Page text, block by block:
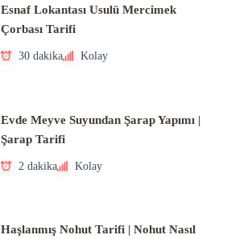
Esnaf Lokantası Usulü Mercimek
Çorbası Tarifi
30 dakika Kolay
Evde Meyve Suyundan Şarap Yapımı |
Şarap Tarifi
2 dakika Kolay
Haşlanmış Nohut Tarifi | Nohut Nasıl